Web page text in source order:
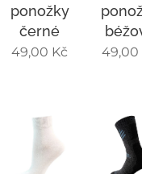
ponožky
černé
49,00 Kč 49,00